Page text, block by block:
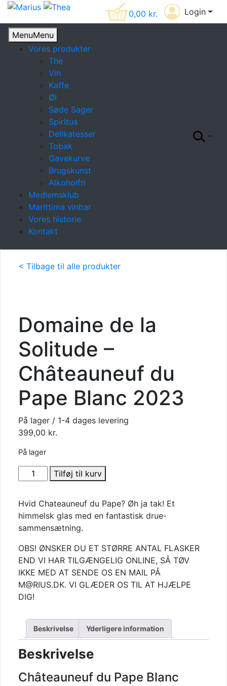
0,00 kr. Login
MenuMenu
Vores produkter
The
Vin
Kaffe
Øl
Søde Sager
Spiritus
Delikatesser
Tobak
Gavekurve
Brugskunst
Alkoholfri
Medlemsklub
Marittima vinbar
Vores historie
Kontakt
< Tilbage til alle produkter
Domaine de la
Solitude –
Châteauneuf du
Pape Blanc 2023
På lager / 1-4 dages levering
399,00 kr.
På lager
Domaine
de
Solitude
-
Châteauneuf
du
Pape
Blanc
2023
antal
Tilføj til kurv
Hvid Chateauneuf du Pape? Øh ja tak! Et
himmelsk glas med en fantastisk drue-
sammensætning.
OBS! ØNSKER DU ET STØRRE ANTAL FLASKER
END VI HAR TILGÆNGELIG ONLINE, SÅ TØV
IKKE MED AT SENDE OS EN MAIL PÅ
M@RIUS.DK. VI GLÆDER OS TIL AT HJÆLPE
DIG!
Beskrivelse Yderligere information
Beskrivelse
Châteauneuf du Pape Blanc